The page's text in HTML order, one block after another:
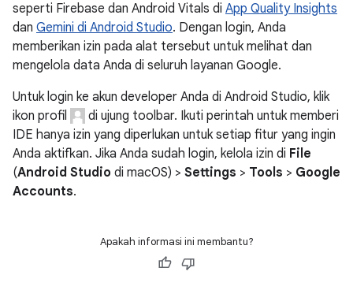
seperti Firebase dan Android Vitals di App Quality Insights
dan Gemini di Android Studio. Dengan login, Anda
memberikan izin pada alat tersebut untuk melihat dan
mengelola data Anda di seluruh layanan Google.
Untuk login ke akun developer Anda di Android Studio, klik
ikon profil
di ujung toolbar. Ikuti perintah untuk memberi
IDE hanya izin yang diperlukan untuk setiap fitur yang ingin
Anda aktifkan. Jika Anda sudah login, kelola izin di File
(Android Studio di macOS) > Settings > Tools > Google
Accounts.
Apakah informasi ini membantu?